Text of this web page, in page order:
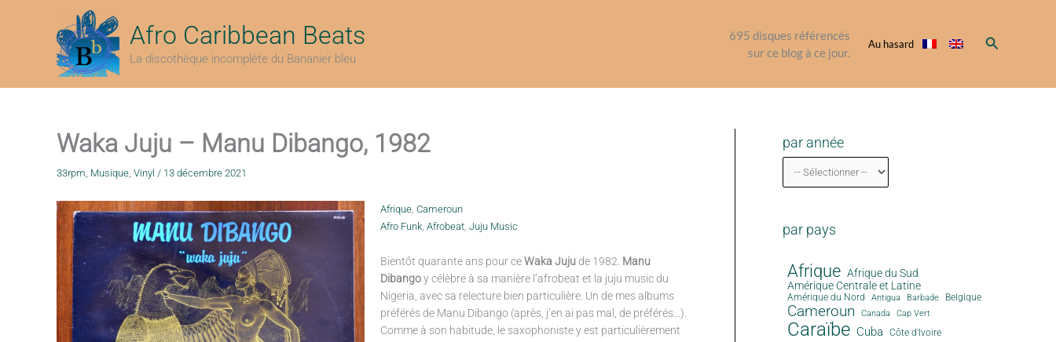
Afro Caribbean Beats
La discothèque incomplète du Bananier bleu
695 disques référencés
sur ce blog à ce jour.
Au hasard Rechercher
Waka Juju – Manu Dibango, 1982
33rpm, Musique, Vinyl / 13 décembre 2021
Afrique, Cameroun
Afro Funk, Afrobeat, Juju Music
Bientôt quarante ans pour ceWaka Jujude 1982. Manu
Dibangoy célèbre à sa manière l’afrobeat et la juju music du
Nigeria, avec sa relecture bien particulière. Un de mes albums
préférés de Manu Dibango (après, j’en ai pas mal, de préférés…).
Comme à son habitude, le saxophoniste y est particulièrement
par année
par pays
Afrique Afrique du Sud
Amérique Centrale et Latine
Amérique du Nord Antigua Barbade Belgique
Cameroun Canada Cap Vert
Caraïbe Cuba Côte d'Ivoire